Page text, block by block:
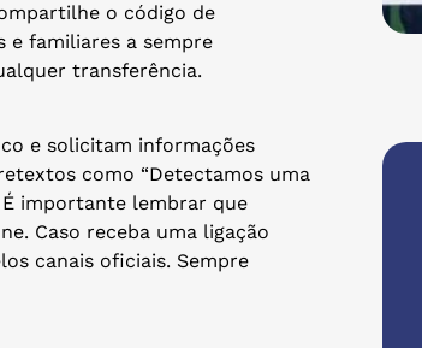
o código de
e familiares a sempre
transferência.
e solicitam informações
como “Detectamos uma
É importante lembrar que
Caso receba uma ligação
canais oficiais. Sempre